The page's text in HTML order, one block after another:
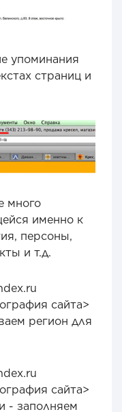
упоминания
страниц и
много
именно к
персоны,
и т.д.
сайта>
регион для
сайта>
- заполняем